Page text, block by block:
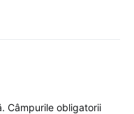
Câmpurile obligatorii